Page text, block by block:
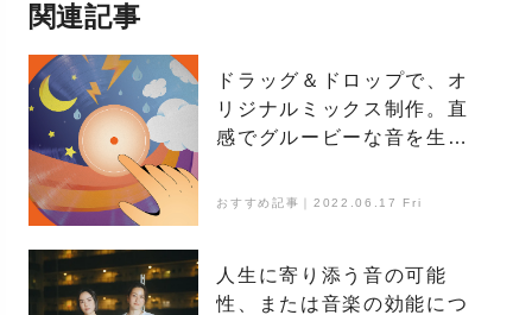
関連記事
ドラッグ＆ドロップで、オ
リジナルミックス制作。直
感でグルービーな音を生み
おすすめ記事｜2022.06.17 Fri
人生に寄り添う音の可能
性、または音楽の効能につ